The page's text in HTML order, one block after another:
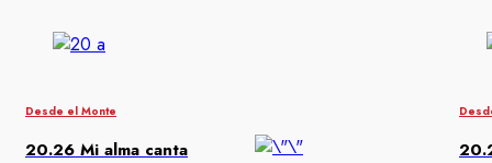
Desde el Monte
20.26 Mi alma canta